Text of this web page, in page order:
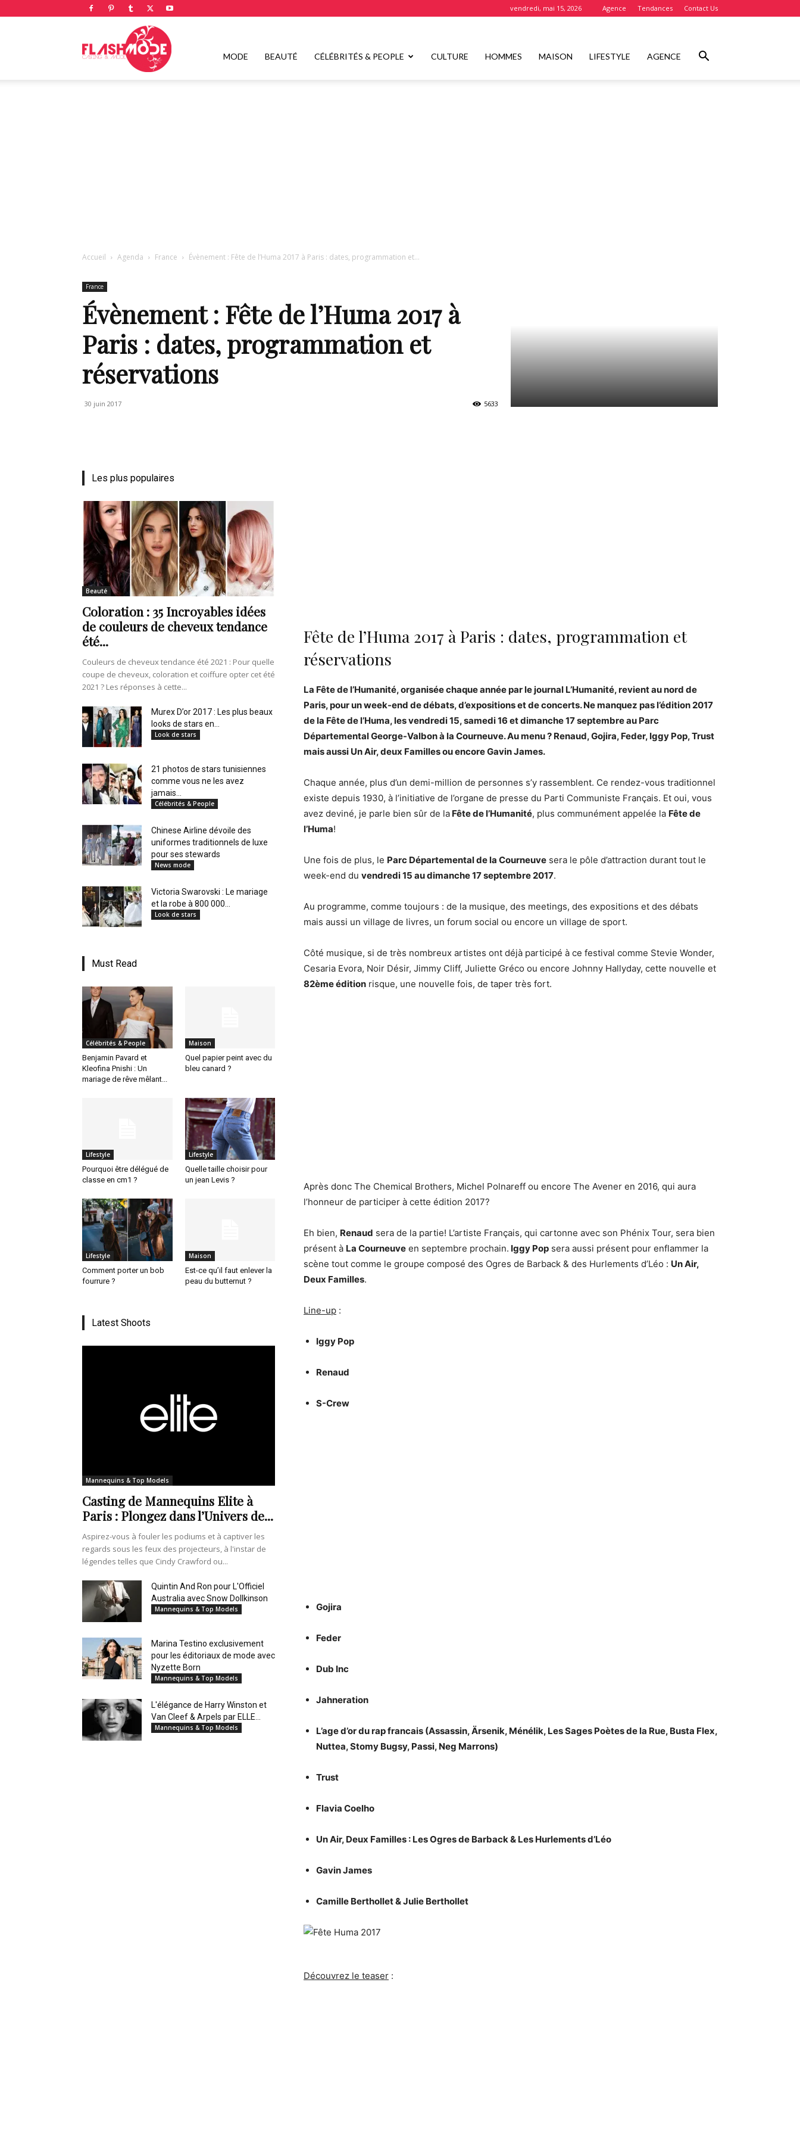
vendredi, mai 15, 2026 Agence Tendances Contact Us
Flashmode
mode
de
vie
Numéro
un
en
Tunisie
au
Maghreb
MODE BEAUTÉ CÉLÉBRITÉS & PEOPLE CULTURE HOMMES MAISON LIFESTYLE AGENCE
Accueil Agenda France Évènement : Fête de l’Huma 2017 à Paris : dates, programmation et...
France
Évènement : Fête de l’Huma 2017 à
Paris : dates, programmation et
réservations
30 juin 2017 5633
Fête de l’Huma 2017 à Paris : dates, programmation et
réservations
La Fête de l’Humanité, organisée chaque année par le journal L’Humanité, revient au nord de
Paris, pour un week-end de débats, d’expositions et de concerts. Ne manquez pas l’édition 2017
de la Fête de l’Huma, les vendredi 15, samedi 16 et dimanche 17 septembre au Parc
Départemental George-Valbon à la Courneuve. Au menu ? Renaud, Gojira, Feder, Iggy Pop, Trust
mais aussi Un Air, deux Familles ou encore Gavin James.
Chaque année, plus d’un demi-million de personnes s’y rassemblent. Ce rendez-vous traditionnel
existe depuis 1930, à l’initiative de l’organe de presse du Parti Communiste Français. Et oui, vous
avez deviné, je parle bien sûr de la Fête de l’Humanité, plus communément appelée la Fête de
l’Huma!
Une fois de plus, le Parc Départemental de la Courneuve sera le pôle d’attraction durant tout le
week-end du vendredi 15 au dimanche 17 septembre 2017.
Au programme, comme toujours : de la musique, des meetings, des expositions et des débats
mais aussi un village de livres, un forum social ou encore un village de sport.
Côté musique, si de très nombreux artistes ont déjà participé à ce festival comme Stevie Wonder,
Cesaria Evora, Noir Désir, Jimmy Cliff, Juliette Gréco ou encore Johnny Hallyday, cette nouvelle et
82ème édition risque, une nouvelle fois, de taper très fort.
Après donc The Chemical Brothers, Michel Polnareff ou encore The Avener en 2016, qui aura
l’honneur de participer à cette édition 2017?
Eh bien, Renaud sera de la partie! L’artiste Français, qui cartonne avec son Phénix Tour, sera bien
présent à La Courneuve en septembre prochain. Iggy Pop sera aussi présent pour enflammer la
scène tout comme le groupe composé des Ogres de Barback & des Hurlements d’Léo : Un Air,
Deux Familles.
Line-up :
Iggy Pop
Renaud
S-Crew
Gojira
Feder
Dub Inc
Jahneration
L’age d’or du rap francais (Assassin, Ärsenik, Ménélik, Les Sages Poètes de la Rue, Busta Flex,
Nuttea, Stomy Bugsy, Passi, Neg Marrons)
Trust
Flavia Coelho
Un Air, Deux Familles : Les Ogres de Barback & Les Hurlements d’Léo
Gavin James
Camille Berthollet & Julie Berthollet
Découvrez le teaser :
Les plus populaires
Beauté
Coloration : 35 Incroyables idées
de couleurs de cheveux tendance
été...
Couleurs de cheveux tendance été 2021 : Pour quelle
coupe de cheveux, coloration et coiffure opter cet été
2021 ? Les réponses à cette...
Murex D’or 2017 : Les plus beaux
looks de stars en...
Look de stars
21 photos de stars tunisiennes
comme vous ne les avez
jamais...
Célébrités & People
Chinese Airline dévoile des
uniformes traditionnels de luxe
pour ses stewards
News mode
Victoria Swarovski : Le mariage
et la robe à 800 000...
Look de stars
Must Read
Célébrités & People
Benjamin Pavard et
Kleofina Pnishi : Un
mariage de rêve mêlant...
Maison
Quel papier peint avec du
bleu canard ?
Lifestyle
Pourquoi être délégué de
classe en cm1 ?
Lifestyle
Quelle taille choisir pour
un jean Levis ?
Lifestyle
Comment porter un bob
fourrure ?
Maison
Est-ce qu’il faut enlever la
peau du butternut ?
Latest Shoots
Mannequins & Top Models
Casting de Mannequins Elite à
Paris : Plongez dans l’Univers de...
Aspirez-vous à fouler les podiums et à captiver les
regards sous les feux des projecteurs, à l'instar de
légendes telles que Cindy Crawford ou...
Quintin And Ron pour L'Officiel
Australia avec Snow Dollkinson
Mannequins & Top Models
Marina Testino exclusivement
pour les éditoriaux de mode avec
Nyzette Born
Mannequins & Top Models
L'élégance de Harry Winston et
Van Cleef & Arpels par ELLE...
Mannequins & Top Models